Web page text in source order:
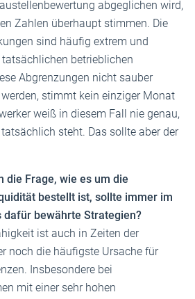
abgeglichen wird,
Zahlen überhaupt stimmen. Die
sind häufig extrem und
betrieblichen
Abgrenzungen nicht sauber
stimmt kein einziger Monat
weiß in diesem Fall nie genau,
steht. Das sollte aber der
die Frage, wie es um die
bestellt ist, sollte immer im
dafür bewährte Strategien?
ist auch in Zeiten der
noch die häufigste Ursache für
Insbesondere bei
mit einer sehr hohen